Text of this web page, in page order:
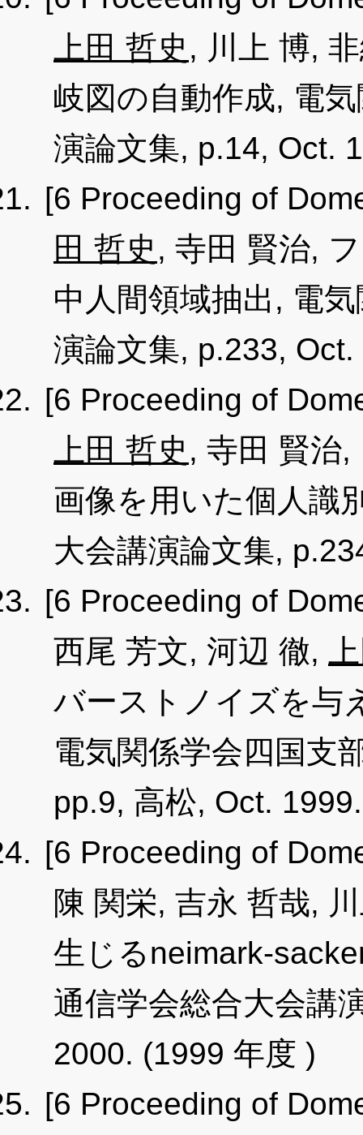
上田 哲史 , 川上 博,
岐図の自動作成, 電
演論文集, p.14, Oct.
[6 Proceeding of
田 哲史 , 寺田 賢治,
中人間領域抽出, 電
演論文集, p.233,
[6 Proceeding of
上田 哲史 , 寺田 賢治
画像を用いた個人識
大会講演論文集,
[6 Proceeding of
西尾 芳文, 河辺 徹,
バーストノイズを与
電気関係学会四国支
pp.9, 高松, Oct.
[6 Proceeding of
陳 関栄, 吉永 哲哉,
生じるneimark-
通信学会総合大会講
2000. (1999 年度 )
[6 Proceeding of